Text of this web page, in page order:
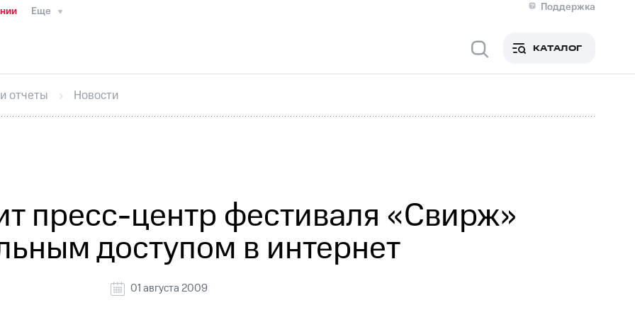
Еще
Поддержка
Медиа-центр
ИнтервьюФинансовая отчетностьКонтактыПригласить спикера
секретарьРаскрытие информации
кабинет акционераАкционерный капиталКонтроль и аудитРынок акций
КАТАЛОГ
отчеты Новости
пресс-центр фестиваля «Свирж»
доступом в интернет
01 августа 2009